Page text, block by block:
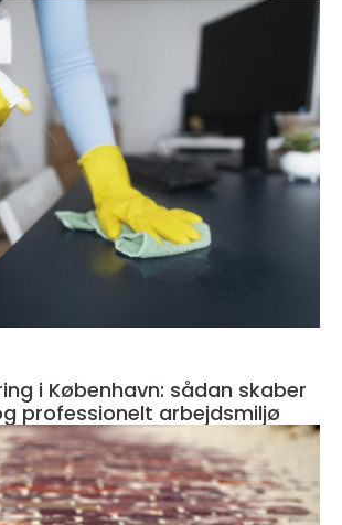
i København: sådan skaber
professionelt arbejdsmiljø